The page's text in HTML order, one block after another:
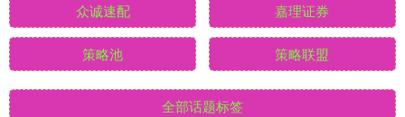
众诚速配 嘉理证券
策略池 策略联盟
全部话题标签